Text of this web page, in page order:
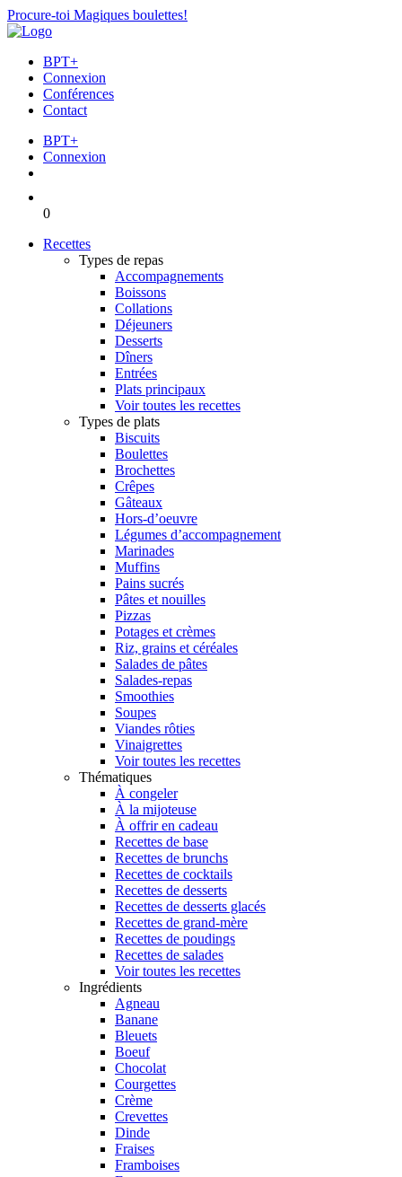
Procure-toi Magiques boulettes!
BPT+
Connexion
Conférences
Contact
BPT+
Connexion
0
Recettes
Types de repas
Accompagnements
Boissons
Collations
Déjeuners
Desserts
Dîners
Entrées
Plats principaux
Voir toutes les recettes
Types de plats
Biscuits
Boulettes
Brochettes
Crêpes
Gâteaux
Hors-d’oeuvre
Légumes d’accompagnement
Marinades
Muffins
Pains sucrés
Pâtes et nouilles
Pizzas
Potages et crèmes
Riz, grains et céréales
Salades de pâtes
Salades-repas
Smoothies
Soupes
Viandes rôties
Vinaigrettes
Voir toutes les recettes
Thématiques
À congeler
À la mijoteuse
À offrir en cadeau
Recettes de base
Recettes de brunchs
Recettes de cocktails
Recettes de desserts
Recettes de desserts glacés
Recettes de grand-mère
Recettes de poudings
Recettes de salades
Voir toutes les recettes
Ingrédients
Agneau
Banane
Bleuets
Boeuf
Chocolat
Courgettes
Crème
Crevettes
Dinde
Fraises
Framboises